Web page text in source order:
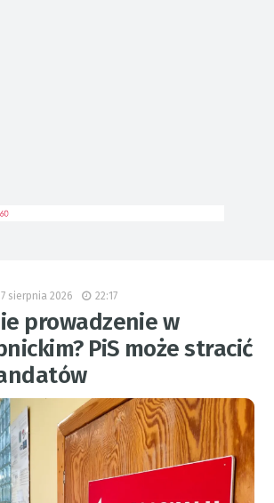
7 sierpnia 2026 22:17
prowadzenie w
PiS może stracić